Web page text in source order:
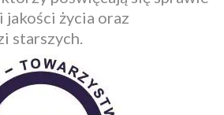
życia oraz
starszych.